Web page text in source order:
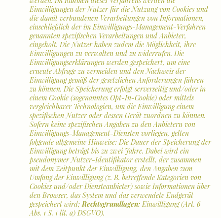
Einwilligungen der Nutzer für die Nutzung von Cookies und
die damit verbundenen Verarbeitungen von Informationen,
einschließlich der im Einwilligungs-Management-Verfahren
genannten spezifischen Verarbeitungen und Anbieter,
eingeholt. Die Nutzer haben zudem die Möglichkeit, ihre
Einwilligungen zu verwalten und zu widerrufen. Die
Einwilligungserklärungen werden gespeichert, um eine
erneute Abfrage zu vermeiden und den Nachweis der
Einwilligung gemäß der gesetzlichen Anforderungen führen
zu können. Die Speicherung erfolgt serverseitig und/oder in
einem Cookie (sogenanntes Opt-In-Cookie) oder mittels
vergleichbarer Technologien, um die Einwilligung einem
spezifischen Nutzer oder dessen Gerät zuordnen zu können.
Sofern keine spezifischen Angaben zu den Anbietern von
Einwilligungs-Management-Diensten vorliegen, gelten
folgende allgemeine Hinweise: Die Dauer der Speicherung der
Einwilligung beträgt bis zu zwei Jahre. Dabei wird ein
pseudonymer Nutzer-Identifikator erstellt, der zusammen
mit dem Zeitpunkt der Einwilligung, den Angaben zum
Umfang der Einwilligung (z. B. betreffende Kategorien von
Cookies und/oder Diensteanbieter) sowie Informationen über
den Browser, das System und das verwendete Endgerät
gespeichert wird; Rechtsgrundlagen: Einwilligung (Art. 6
Abs. 1 S. 1 lit. a) DSGVO).